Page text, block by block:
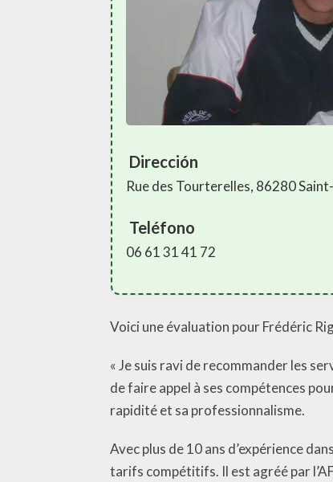
Dirección
Rue des Tourterelles, 86280
Teléfono
06 61 31 41 72
Voici une évaluation pour Frédéric
« Je suis ravi de recommander les
de faire appel à ses compétences
rapidité et sa professionnalisme.
Avec plus de 10 ans d’expérience
tarifs compétitifs. Il est agréé par